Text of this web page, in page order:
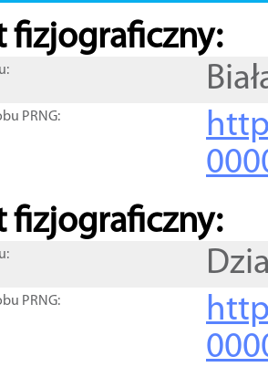
fizjograficzny:
PRNG:
fizjograficzny:
PRNG: